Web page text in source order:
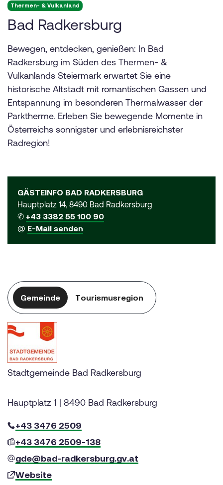
Thermen- & Vulkanland
Bad Radkersburg
Bewegen, entdecken, genießen: In Bad
Radkersburg im Süden des Thermen- &
Vulkanlands Steiermark erwartet Sie eine
historische Altstadt mit romantischen Gassen und
Entspannung im besonderen Thermalwasser der
Parktherme. Erleben Sie bewegende Momente in
Österreichs sonnigster und erlebnisreichster
Radregion!
GÄSTEINFO BAD RADKERSBURG
Hauptplatz 14, 8490 Bad Radkersburg
✆ +43 3382 55 100 90
@ E-Mail senden
Gemeinde Tourismusregion
Stadtgemeinde Bad Radkersburg
Hauptplatz 1 | 8490 Bad Radkersburg
+43 3476 2509
+43 3476 2509-138
gde@bad-radkersburg.gv.at
Website